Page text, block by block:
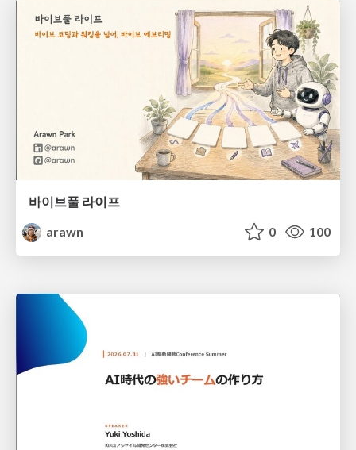
바이브풀 라이프
arawn
0 100